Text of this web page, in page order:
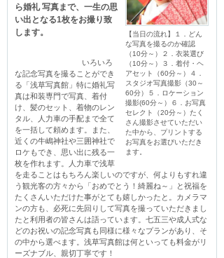
【当日の流れ】１．どん
な写真を撮るのか確認
（10分～）２．衣装選び
（10分～）３．着付・ヘ
アセット（60分～）４．
スタジオ写真撮影（30～
60分）５．ロケーション
撮影(60分～）６．お写真
セレクト（20分～）たく
さん撮影させていただい
た中から、プリントする
お写真をお選びいただき
ます。
ら婚礼 写真まで、一生の思
い出となる1枚をお撮り致
します。
な記念写真を撮ることができ
る「浅草写真館」特に婚礼写
真は和装専門で写真、着付
け、髪のセット、着物のレン
タル、人力車の手配まで全て
を一括して頼めます。また、
近くの牛嶋神社や三囲神社で
ロケもでき、思い出に残る一
枚を作れます。人力車で浅草
を走ることはもちろん楽しいのですが、何よりもすれ違
う観光客の方々から「おめでとう！綺麗ね～」と祝福を
たくさんいただけた事がとても嬉しかったと。カメラマ
ンの方も、必死に先回りして写真を撮っていただきまし
たと利用者の皆さんは語っています。七五三や成人式な
どのお祝いの記念写真も同様に様々なプランがあり、そ
の中から選べます。浅草写真館は何といっても料金がリ
ーズナブル、親切丁寧です！